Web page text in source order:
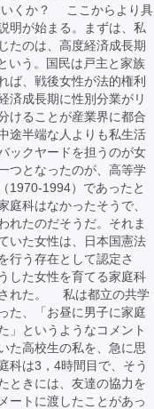
いくか？ ここからより具
明が始まる。まずは、私
たのは、高度経済成長期
いう。国民は戸主と家族
ば、戦後女性が法的権利
済成長期に性別分業がリ
けることが産業界に都合
途半端な人よりも私生活
ックヤードを担うのが女
つとなったのが、高等学
1970-1994）であったと
庭科はなかったそうで、
れたのだそうだ。それま
いた女性は、日本国憲法
行う存在として認定さ
した女性を育てる家庭科
れた。 私は都立の共学
た、「お昼に男子に家庭
」というようなコメント
た高校生の私を、急に思
科は3，4時間目で、そう
ときには、友達の協力を
ートに渡したことがあっ